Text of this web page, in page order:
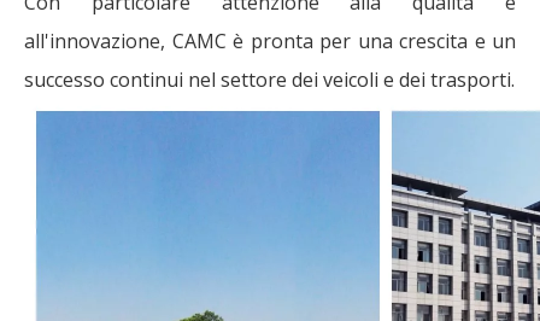
all'innovazione, CAMC è pronta per una crescita e un
successo continui nel settore dei veicoli e dei trasporti.